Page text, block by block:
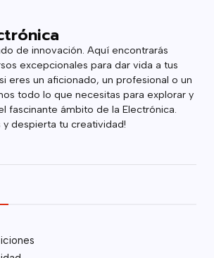
de innovación. Aquí encontrarás
excepcionales para dar vida a tus
eres un aficionado, un profesional o un
todo lo que necesitas para explorar y
fascinante ámbito de la Electrónica.
y despierta tu creatividad!